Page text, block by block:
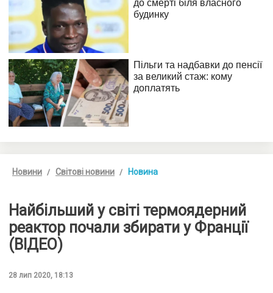
Новини Світові новини Новина
Найбільший у світі термоядерний
реактор почали збирати у Франції
(ВІДЕО)
28 лип 2020, 18:13